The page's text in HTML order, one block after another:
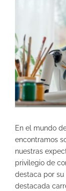
grande
En el mundo
encontramos
nuestras
privilegio de
destaca por
destacada